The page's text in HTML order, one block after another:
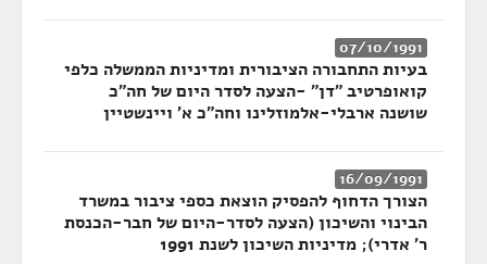
07/10/1991
בעיות התחבורה הציבורית ומדיניות הממשלה כלפי
קואופרטיב "דן" -הצעה לסדר היום של חה"כ
שושנה ארבלי-אלמוזלינו וחה"כ א' ויינשטיין
16/09/1991
הצורך הדחוף להפסיק הוצאת כספי ציבור במשרד
הבינוי והשיכון (הצעה לסדר-היום של חבר-הכנסת
ר' אדרי); מדיניות השיכון לשנת 1991